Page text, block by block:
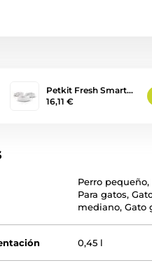
Petkit Fresh Smart…
16,11 €
Perro pequeño,
Para gatos,
mediano,Gato
0,45 l